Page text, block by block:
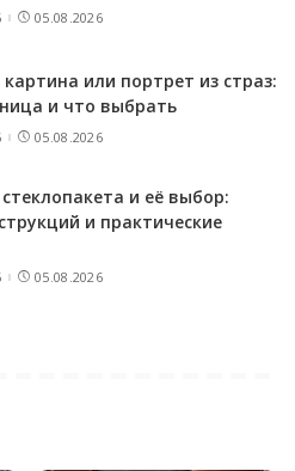
05.08.2026
или портрет из страз:
и что выбрать
05.08.2026
и её выбор:
и практические
05.08.2026